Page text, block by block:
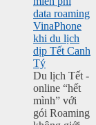
data roaming
VinaPhone
khi du lịch
dịp Tết Canh
Tý
Du lịch Tết -
online “hết
mình” với
gói Roaming